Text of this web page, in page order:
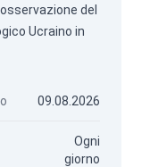
del
Ucraino in
09.08.2026
Ogni
giorno